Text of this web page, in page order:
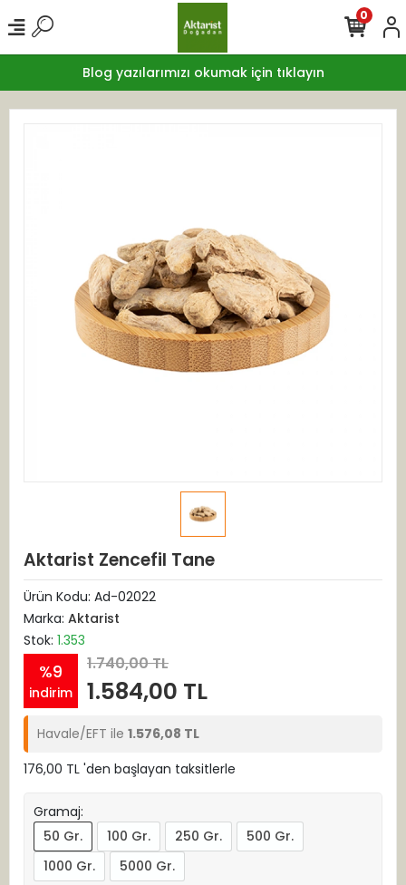
Blog yazılarımızı okumak için tıklayın
0
Aktarist Zencefil Tane
Ürün Kodu: Ad-02022
Marka: Aktarist
Stok: 1.353
%9
indirim
1.740,00 TL
1.584,00 TL
Havale/EFT ile 1.576,08 TL
176,00 TL 'den başlayan taksitlerle
Gramaj:
50 Gr.
100 Gr. 250 Gr.
500 Gr.
1000 Gr.
5000 Gr.